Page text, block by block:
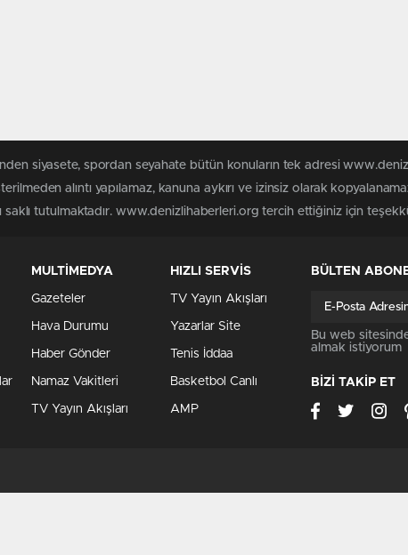
siyasete, spordan seyahate bütün konuların tek adresi
alıntı yapılamaz, kanuna aykırı ve izinsiz olarak
saklı tutulmaktadır. www.denizlihaberleri.org tercih ettiğiniz için
MULTİMEDYA
Gazeteler
Hava Durumu
Haber Gönder
Namaz Vakitleri
TV Yayın Akışları
HIZLI SERVİS
TV Yayın Akışları
Yazarlar Site
Tenis İddaa
Basketbol Canlı
AMP
BÜLTEN
Bu web
almak istiyorum
BİZİ TAKİP ET